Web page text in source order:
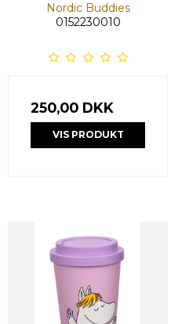
Nordic Buddies
0152230010
250,00 DKK
VIS PRODUKT